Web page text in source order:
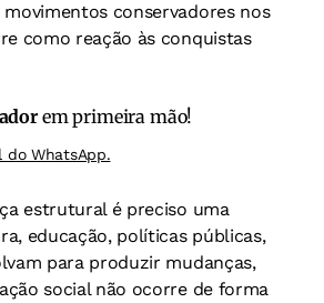
conservadores nos
como reação às conquistas
em primeira mão!
do WhatsApp.
estrutural é preciso uma
educação, políticas públicas,
para produzir mudanças,
social não ocorre de forma